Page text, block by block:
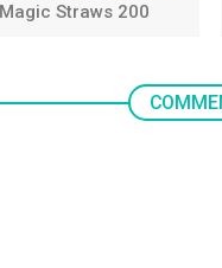
Magic Straws 200